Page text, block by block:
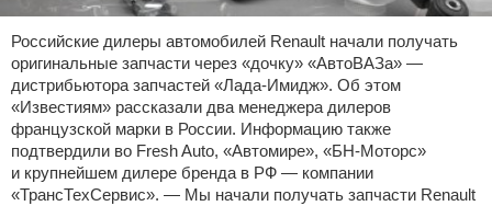
Российские дилеры автомобилей Renault начали получать
оригинальные запчасти через «дочку» «АвтоВАЗа» —
дистрибьютора запчастей «Лада-Имидж». Об этом
«Известиям» рассказали два менеджера дилеров
французской марки в России. Информацию также
подтвердили во Fresh Auto, «Автомире», «БН-Моторс»
и крупнейшем дилере бренда в РФ — компании
«ТрансТехСервис». — Мы начали получать запчасти Renault